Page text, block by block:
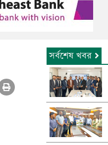
সর্বশেষ খবর